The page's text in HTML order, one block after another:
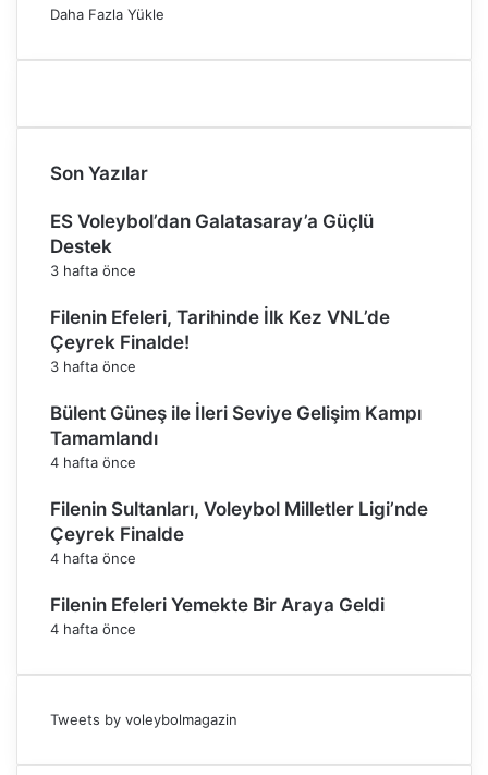
a
Daha Fazla Yükle
Son Yazılar
ES Voleybol’dan Galatasaray’a Güçlü
Destek
3 hafta önce
Filenin Efeleri, Tarihinde İlk Kez VNL’de
Çeyrek Finalde!
3 hafta önce
Bülent Güneş ile İleri Seviye Gelişim Kampı
Tamamlandı
4 hafta önce
Filenin Sultanları, Voleybol Milletler Ligi’nde
Çeyrek Finalde
4 hafta önce
Filenin Efeleri Yemekte Bir Araya Geldi
4 hafta önce
Tweets by voleybolmagazin